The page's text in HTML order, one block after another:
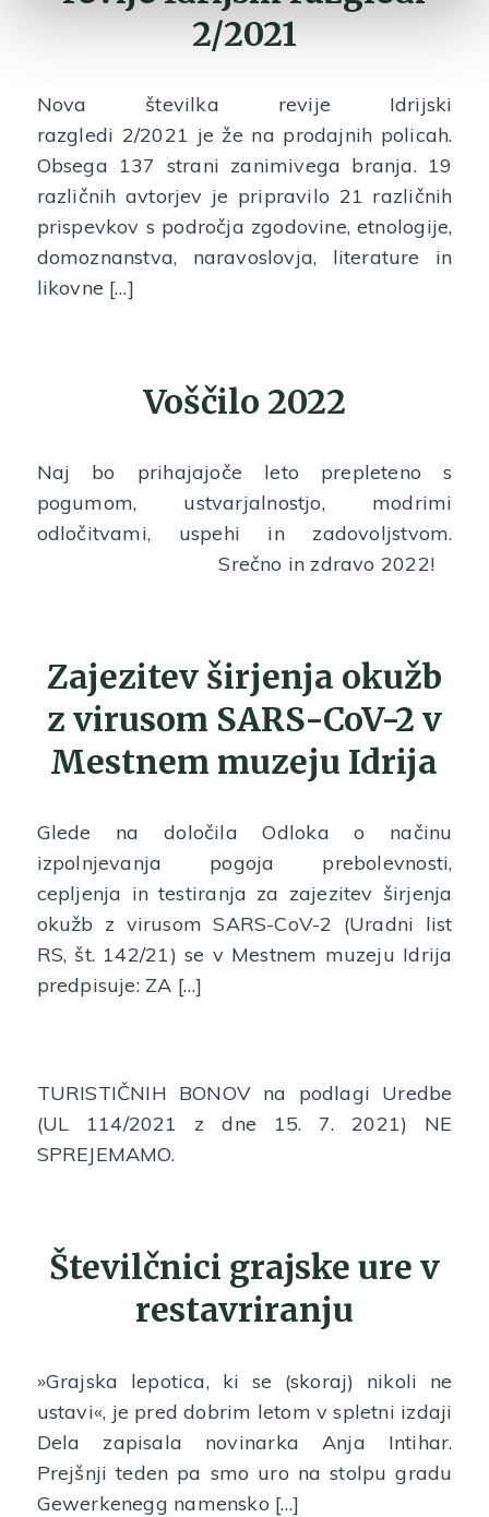
2/2021
Nova številka revije Idrijski
razgledi 2/2021 je že na prodajnih policah.
Obsega 137 strani zanimivega branja. 19
različnih avtorjev je pripravilo 21 različnih
prispevkov s področja zgodovine, etnologije,
domoznanstva, naravoslovja, literature in
likovne […]
Voščilo 2022
Naj bo prihajajoče leto prepleteno s
pogumom, ustvarjalnostjo, modrimi
odločitvami, uspehi in zadovoljstvom.
Srečno in zdravo 2022!
Zajezitev širjenja okužb
z virusom SARS-CoV-2 v
Mestnem muzeju Idrija
Glede na določila Odloka o načinu
izpolnjevanja pogoja prebolevnosti,
cepljenja in testiranja za zajezitev širjenja
okužb z virusom SARS-CoV-2 (Uradni list
RS, št. 142/21) se v Mestnem muzeju Idrija
predpisuje: ZA […]
TURISTIČNIH BONOV na podlagi Uredbe
(UL 114/2021 z dne 15. 7. 2021) NE
SPREJEMAMO.
Številčnici grajske ure v
restavriranju
»Grajska lepotica, ki se (skoraj) nikoli ne
ustavi«, je pred dobrim letom v spletni izdaji
Dela zapisala novinarka Anja Intihar.
Prejšnji teden pa smo uro na stolpu gradu
Gewerkenegg namensko […]